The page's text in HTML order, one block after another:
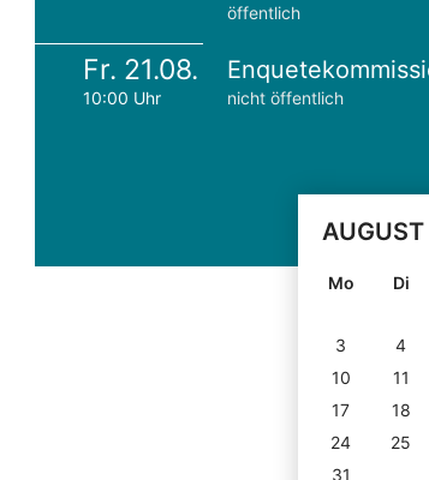
öffentlich
Fr. 21.08.
10:00 Uhr nicht öffentlich
AUGUST
Mo Di
3
4
10
11
17
18
24
25
31